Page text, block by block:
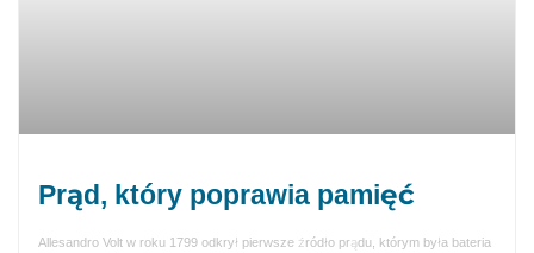
Prąd, który poprawia pamięć
Allesandro Volt w roku 1799 odkrył pierwsze źródło prądu, którym była bateria